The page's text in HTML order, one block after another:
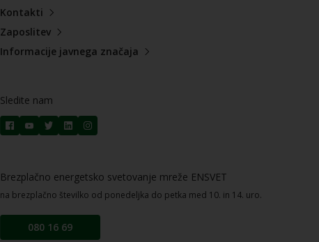
Kontakti
Zaposlitev
Informacije javnega značaja
Sledite nam
Brezplačno energetsko svetovanje mreže ENSVET
na brezplačno številko od ponedeljka do petka med 10. in 14. uro.
080 16 69